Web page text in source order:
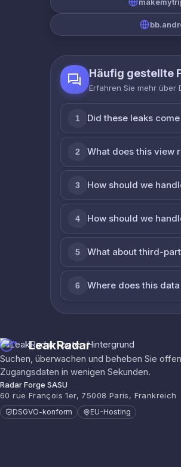
Häufig gestellte
Erfahren Sie mehr über
1 Did these leaks
2 What does this view
3 How should we
4 How should we
5 What about third-
6 Where does this
LeakRadar
Suchen, überwachen und beheben Sie
Zugangsdaten in wenigen Sekunden.
Radar Forge SASU
60 rue François 1er, 75008 Paris, Frankreich
DSGVO-konform EU-Hosting